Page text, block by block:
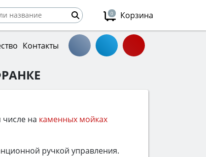
0 Корзина
Контакты
на каменных мойках
ручкой управления.